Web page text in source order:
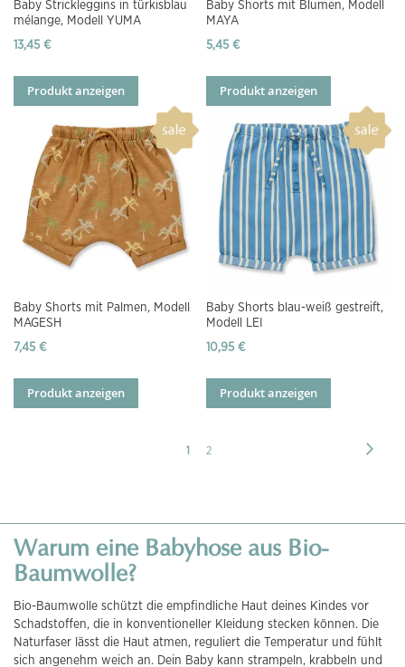
Baby Strickleggins in türkisblau
mélange, Modell YUMA
13,45 €
Produkt anzeigen
Baby Shorts mit Blumen, Modell
MAYA
5,45 €
Produkt anzeigen
Baby Shorts mit Palmen, Modell
MAGESH
7,45 €
Produkt anzeigen
Baby Shorts blau-weiß gestreift,
Modell LEI
10,95 €
Produkt anzeigen
Seite
Sie
Seite
1 Seite
2
Warum eine Babyhose aus Bio-
Baumwolle?
Bio-Baumwolle schützt die empfindliche Haut deines Kindes vor
Schadstoffen, die in konventioneller Kleidung stecken können. Die
Naturfaser lässt die Haut atmen, reguliert die Temperatur und fühlt
sich angenehm weich an. Dein Baby kann strampeln, krabbeln und